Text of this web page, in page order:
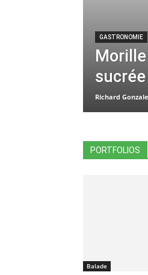
GASTRONOMIE
sucrée
Richard
PORTFOLIOS
Balade